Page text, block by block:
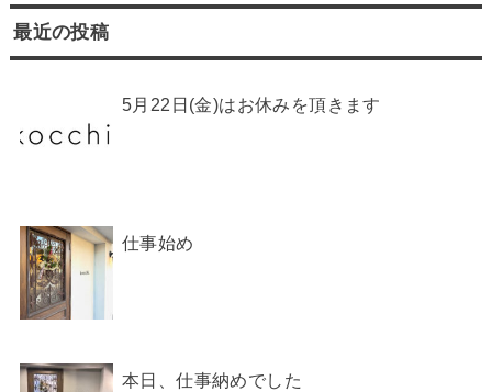
最近の投稿
5月22日(金)はお休みを頂きます
仕事始め
本日、仕事納めでした